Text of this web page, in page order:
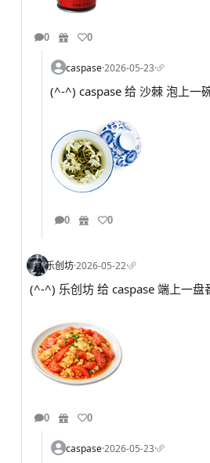
0 0
caspase·2026-05-23·
(^-^) caspase 给 沙棘 泡上一
0 0
乐创坊·2026-05-22·
(^-^) 乐创坊 给 caspase 端上一盘
0 0
caspase·2026-05-23·